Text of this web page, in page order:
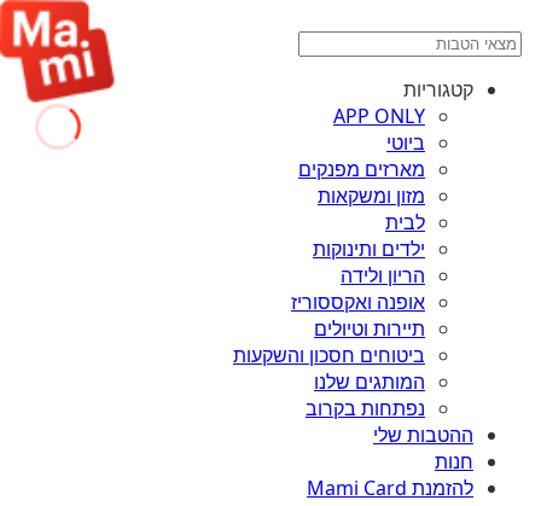
קטגוריות
APP ONLY
ביוטי
מארזים מפנקים
מזון ומשקאות
לבית
ילדים ותינוקות
הריון ולידה
אופנה ואקססוריז
תיירות וטיולים
ביטוחים חסכון והשקעות
המותגים שלנו
נפתחות בקרוב
ההטבות שלי
חנות
להזמנת Mami Card